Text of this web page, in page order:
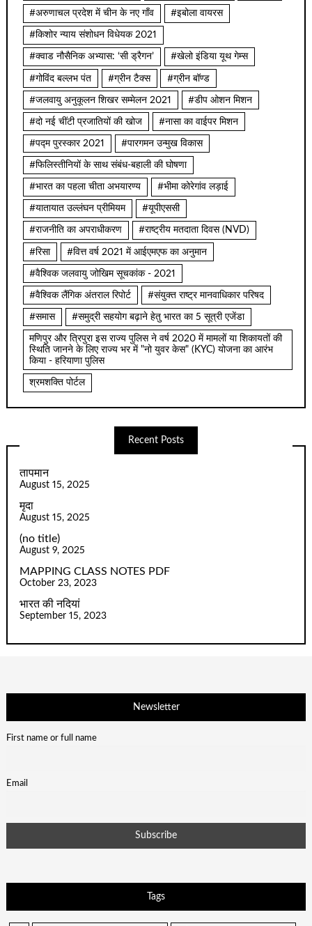
#अरुणाचल प्रदेश में चीन के नए गाँव #इबोला वायरस
#किशोर न्याय संशोधन विधेयक 2021
#क्वाड नौसैनिक अभ्यास: ‘सी ड्रैगन’ #खेलो इंडिया यूथ गेम्स
#गोविंद बल्लभ पंत #ग्रीन टैक्स #ग्रीन बॉण्ड
#जलवायु अनुकूलन शिखर सम्मेलन 2021 #डीप ओशन मिशन
#दो नई चींटी प्रजातियों की खोज #नासा का वाईपर मिशन
#पद्म पुरस्कार 2021 #पारगमन उन्मुख विकास
#फिलिस्तीनियों के साथ संबंध-बहाली की घोषणा
#भारत का पहला चीता अभयारण्य #भीमा कोरेगांव लड़ाई
#यातायात उल्लंघन प्रीमियम #यूपीएससी
#राजनीति का अपराधीकरण #राष्ट्रीय मतदाता दिवस (NVD)
#रिसा #वित्त वर्ष 2021 में आईएमएफ का अनुमान
#वैश्विक जलवायु जोखिम सूचकांक - 2021
#वैश्विक लैंगिक अंतराल रिपोर्ट #संयुक्त राष्ट्र मानवाधिकार परिषद
#समास #समुद्री सहयोग बढ़ाने हेतु भारत का 5 सूत्री एजेंडा
मणिपुर और त्रिपुरा इस राज्य पुलिस ने वर्ष 2020 में मामलों या शिकायतों की
स्थिति जानने के लिए राज्य भर में "नो युवर केस" (KYC) योजना का आरंभ
किया - हरियाणा पुलिस
श्रमशक्ति पोर्टल
Recent Posts
तापमान
August 15, 2025
मृदा
August 15, 2025
(no title)
August 9, 2025
MAPPING CLASS NOTES PDF
October 23, 2023
भारत की नदियां
September 15, 2023
Newsletter
First name or full name
Email
Tags